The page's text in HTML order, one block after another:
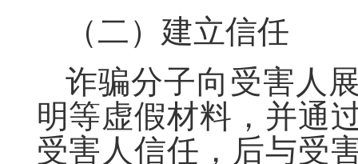
（二）建立信任
诈骗分子向受害人
明等虚假材料，并通
受害人信任，后与受